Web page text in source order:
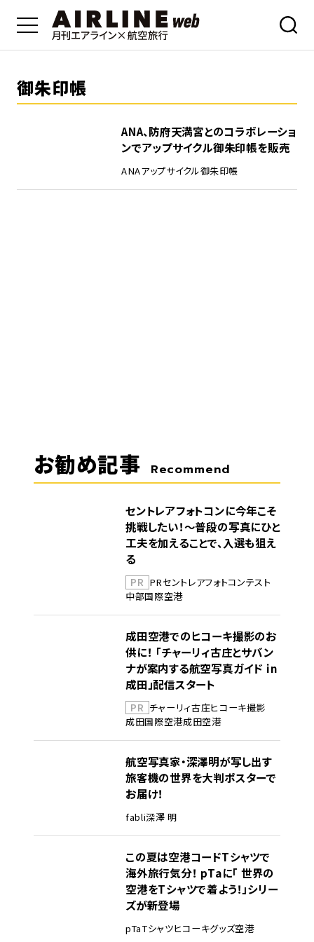
御朱印帳
ANA、防府天満宮とのコラボレーショ
ンでアップサイクル御朱印帳を販売
ANAアップサイクル御朱印帳
お勧め記事 Recommend
セントレアフォトコンに今年こそ
挑戦したい！～普段の写真にひと
工夫を加えることで、入選も狙え
る
PR PRセントレアフォトコンテスト
中部国際空港
成田空港でのヒコーキ撮影のお
供に！ 「チャーリィ古庄とサバン
ナが案内する航空写真ガイド in
成田」配信スタート
PR チャーリィ古庄ヒコーキ撮影
成田国際空港成田空港
航空写真家・深澤明が写し出す
旅客機の世界を大判ポスターで
お届け！
fabli深澤 明
この夏は空港コードTシャツで
海外旅行気分！ pTaに「 世界の
空港をTシャツで着よう！」シリー
ズが新登場
pTaTシャツヒコーキグッズ空港